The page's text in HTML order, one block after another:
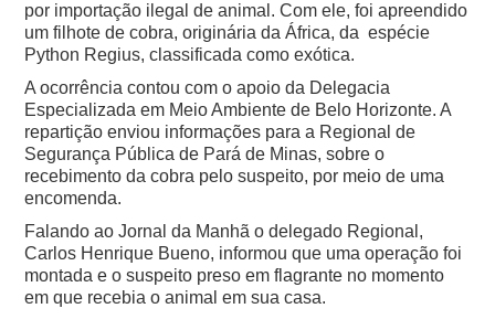
por importação ilegal de animal. Com ele, foi apreendido
um filhote de cobra, originária da África, da espécie
Python Regius, classificada como exótica.
A ocorrência contou com o apoio da Delegacia
Especializada em Meio Ambiente de Belo Horizonte. A
repartição enviou informações para a Regional de
Segurança Pública de Pará de Minas, sobre o
recebimento da cobra pelo suspeito, por meio de uma
encomenda.
Falando ao Jornal da Manhã o delegado Regional,
Carlos Henrique Bueno, informou que uma operação foi
montada e o suspeito preso em flagrante no momento
em que recebia o animal em sua casa.